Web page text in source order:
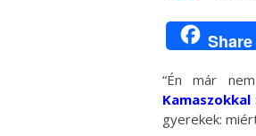
Share
“Én már
gyerekek: